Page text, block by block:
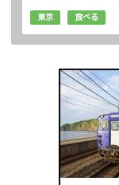
東京 食べる